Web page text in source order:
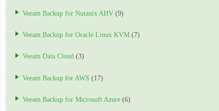
Veeam Backup for Nutanix AHV (9)
Veeam Backup for Oracle Linux KVM (7)
Veeam Data Cloud (3)
Veeam Backup for AWS (17)
Veeam Backup for Microsoft Azure (6)